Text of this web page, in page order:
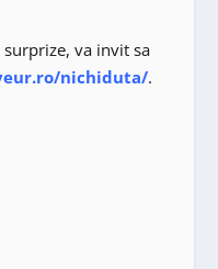
va invit sa
nichiduta/.